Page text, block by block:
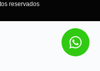
reservados